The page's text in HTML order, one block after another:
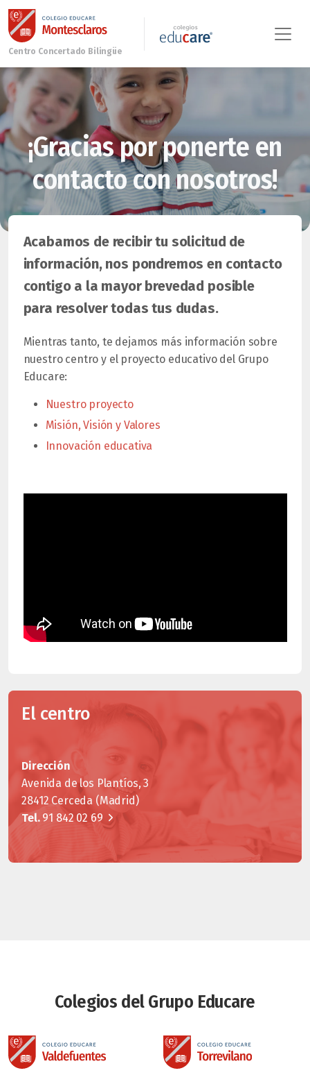
¡Gracias por ponerte en
contacto con nosotros!
Acabamos de recibir tu solicitud de
información, nos pondremos en contacto
contigo a la mayor brevedad posible
para resolver todas tus dudas.
Mientras tanto, te dejamos más información sobre
nuestro centro y el proyecto educativo del Grupo
Educare:
Nuestro proyecto
Misión, Visión y Valores
Innovación educativa
El centro
Dirección
Avenida de los Plantíos, 3
28412 Cerceda (Madrid)
Tel. 91 842 02 69
Colegios del Grupo Educare